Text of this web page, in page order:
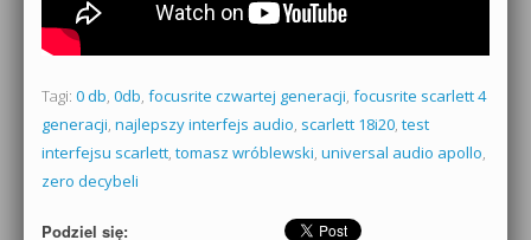
Tagi: 0 db, 0db, focusrite czwartej generacji, focusrite scarlett 4
generacji, najlepszy interfejs audio, scarlett 18i20, test
interfejsu scarlett, tomasz wróblewski, universal audio apollo,
zero decybeli
Podziel się: